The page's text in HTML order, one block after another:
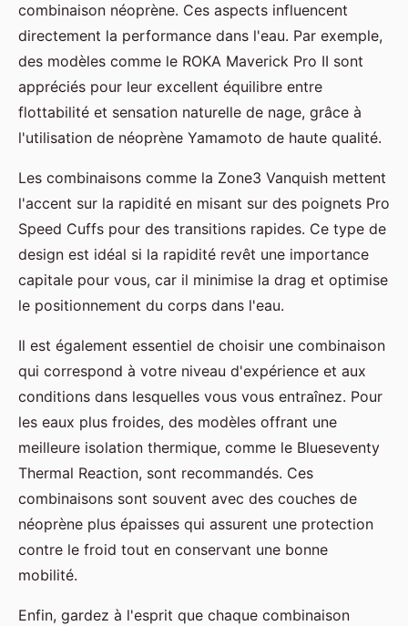
combinaison néoprène. Ces aspects influencent
directement la performance dans l'eau. Par exemple,
des modèles comme le ROKA Maverick Pro II sont
appréciés pour leur excellent équilibre entre
flottabilité et sensation naturelle de nage, grâce à
l'utilisation de néoprène Yamamoto de haute qualité.
Les combinaisons comme la Zone3 Vanquish mettent
l'accent sur la rapidité en misant sur des poignets Pro
Speed Cuffs pour des transitions rapides. Ce type de
design est idéal si la rapidité revêt une importance
capitale pour vous, car il minimise la drag et optimise
le positionnement du corps dans l'eau.
Il est également essentiel de choisir une combinaison
qui correspond à votre niveau d'expérience et aux
conditions dans lesquelles vous vous entraînez. Pour
les eaux plus froides, des modèles offrant une
meilleure isolation thermique, comme le Blueseventy
Thermal Reaction, sont recommandés. Ces
combinaisons sont souvent avec des couches de
néoprène plus épaisses qui assurent une protection
contre le froid tout en conservant une bonne
mobilité.
Enfin, gardez à l'esprit que chaque combinaison